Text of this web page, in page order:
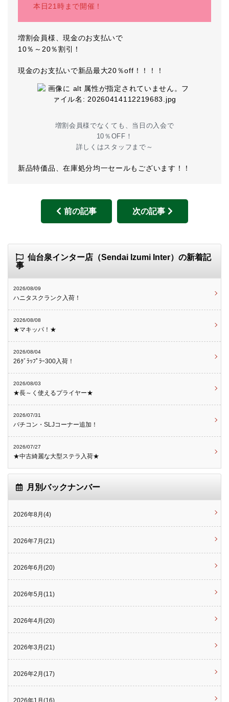
本日21時まで開催！
増割会員様、現金のお支払いで
10％～20％割引！
現金のお支払いで新品最大20％off！！！！
増割会員様でなくても、当日の入会で
10％OFF！
詳しくはスタッフまで～
新品特価品、在庫処分均一セールもございます！！
前の記事 次の記事
仙台泉インター店（Sendai Izumi Inter）の新着記
事
2026/08/09
ハニタスクランク入荷！
2026/08/08
★マキッパ！★
2026/08/04
26ｸﾞﾗｯﾌﾟﾗｰ300入荷！
2026/08/03
★長～く使えるプライヤー★
2026/07/31
バチコン・SLJコーナー追加！
2026/07/27
★中古綺麗な大型ステラ入荷★
月別バックナンバー
2026年8月(4)
2026年7月(21)
2026年6月(20)
2026年5月(11)
2026年4月(20)
2026年3月(21)
2026年2月(17)
2026年1月(16)